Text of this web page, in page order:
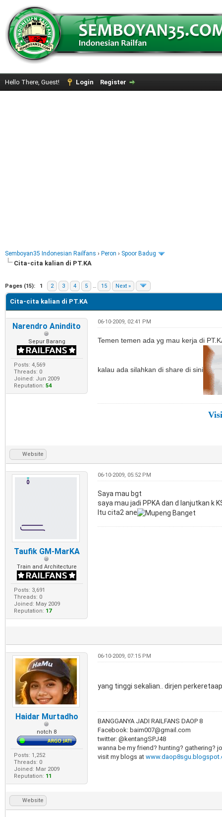
Hello There, Guest! Login Register
Semboyan35 Indonesian Railfans › Peron › Spoor Badug
Cita-cita kalian di PT.KA
Pages (15): 1 2 3 4 5 … 15 Next »
Cita-cita kalian di PT.KA
Narendro Anindito
Sepur Barang
Posts: 4,569
Threads: 0
Joined: Jun 2009
Reputation: 54
06-10-2009, 02:41 PM
Temen temen ada yg mau kerja di
kalau ada silahkan di share di sini
Website
Taufik GM-MarKA
Train and Architecture
Posts: 3,691
Threads: 0
Joined: May 2009
Reputation: 17
06-10-2009, 05:52 PM
Saya mau bgt
saya mau jadi PPKA dan d lanjutkan k
Itu cita2 ane
Haidar Murtadho
notch 8
Posts: 1,252
Threads: 0
Joined: Mar 2009
Reputation: 11
06-10-2009, 07:15 PM
yang tinggi sekalian.. dirjen
BANGGANYA JADI RAILFANS DAOP 8
Facebook: baim007@gmail.com
twitter: @kentangSPJ48
wanna be my friend? hunting? gathering?
visit my blogs at
Website